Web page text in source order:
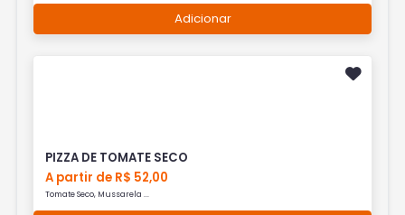
Adicionar
PIZZA DE TOMATE SECO
A partir de R$ 52,00
Tomate Seco, Mussarela ...